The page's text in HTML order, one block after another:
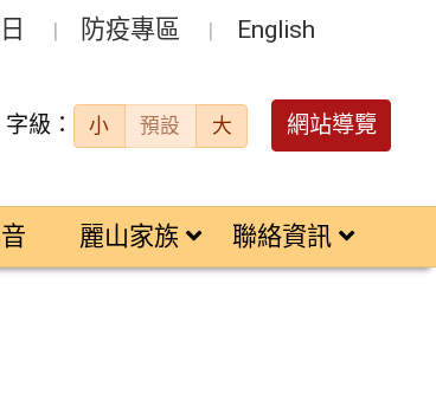
防疫專區 English
字級： 小 預設 大 網站導覽
麗山家族 聯絡資訊